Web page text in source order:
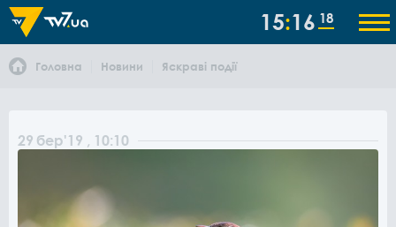
15 16 18
Головна Новини Яскраві події
29 бер'19 , 10:10